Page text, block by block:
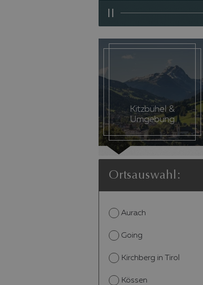
Kitzbühel &
Umgebung
Ortsauswahl:
Aurach
Going
Kirchberg in Tirol
Kössen